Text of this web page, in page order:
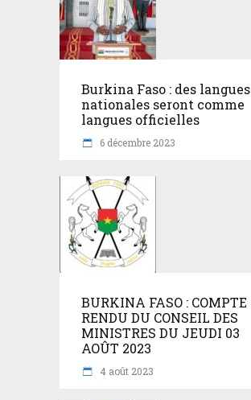
Burkina Faso : des langues
nationales seront comme
langues officielles
6 décembre 2023
BURKINA FASO : COMPTE
RENDU DU CONSEIL DES
MINISTRES DU JEUDI 03
AOÛT 2023
4 août 2023